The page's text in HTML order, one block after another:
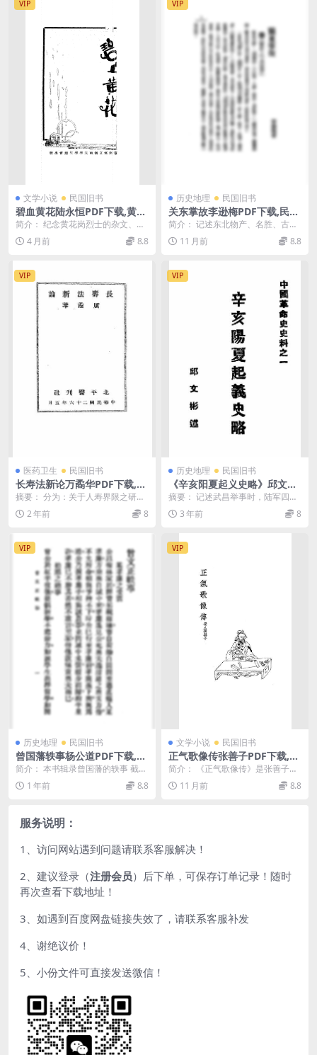
VIP
文学小说 民国旧书
碧血黄花陆永恒PDF下载,黄花
岗烈士纪念文集
简介： 纪念黄花岗烈士的杂文、诗
合集。收《积极的死》（陈序
经），《今年的黄花节》...
4 月前 8.8
VIP
历史地理 民国旧书
关东掌故李逊梅PDF下载,民国
东北历史典故研究史料
简介： 记述东北物产、名胜、古
迹、传说、人物、掌故，计100篇
截图： 目录： ...
11 月前 8.8
VIP
医药卫生 民国旧书
长寿法新论万矞华PDF下载,民
国养生延寿研究
摘要： 分为：关于人寿界限之研究
—人之生存可能性、老衰现象、长
寿法、返老还童论4...
2 年前 8
VIP
历史地理 民国旧书
《辛亥阳夏起义史略》邱文彬
述-1939-pdf古籍下载
摘要： 记述武昌举事时，陆军四十
二标起义事迹。也是对《武昌起义
三日记》、《武汉首...
3 年前 8
VIP
历史地理 民国旧书
曾国藩轶事杨公道PDF下载,曾
国藩史料
简介： 本书辑录曾国藩的轶事 截
图： 目录： 某孝廉之受窘 拍照...
1 年前 8.8
VIP
文学小说 民国旧书
正气歌像传张善子PDF下载,历
代人物画传
简介： 《正气歌像传》是张善子在
全面抗战爆发后创作的14幅民族英
杰画像传记集。作...
11 月前 8.8
服务说明：
1、访问网站遇到问题请联系客服解决！
2、建议登录（注册会员）后下单，可保存订单记录！随时
再次查看下载地址！
3、如遇到百度网盘链接失效了，请联系客服补发
4、谢绝议价！
5、小份文件可直接发送微信！